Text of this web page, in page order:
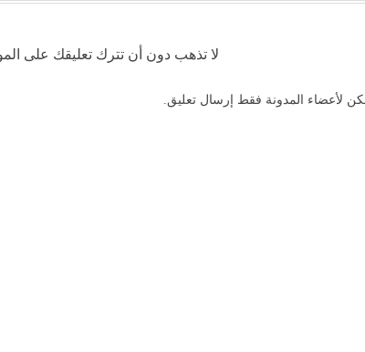
لا تذهب دون أن تترك تعليقك على
لأعضاء المدونة فقط إرسال تعليق.